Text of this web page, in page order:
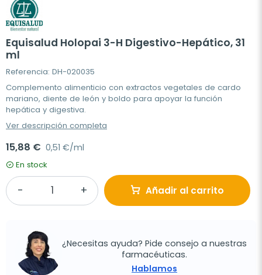
Equisalud Holopai 3-H Digestivo-Hepático, 31
ml
Referencia: DH-020035
Complemento alimenticio con extractos vegetales de cardo
mariano, diente de león y boldo para apoyar la función
hepática y digestiva.
Ver descripción completa
15,88 € 0,51 €/ml
En stock
Añadir al carrito
¿Necesitas ayuda? Pide consejo a nuestras
farmacéuticas.
Hablamos